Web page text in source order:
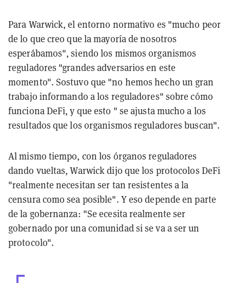
Para Warwick, el entorno normativo es "mucho peor
de lo que creo que la mayoría de nosotros
esperábamos", siendo los mismos organismos
reguladores "grandes adversarios en este
momento". Sostuvo que "no hemos hecho un gran
trabajo informando a los reguladores" sobre cómo
funciona DeFi, y que esto " se ajusta mucho a los
resultados que los organismos reguladores buscan".
Al mismo tiempo, con los órganos reguladores
dando vueltas, Warwick dijo que los protocolos DeFi
"realmente necesitan ser tan resistentes a la
censura como sea posible". Y eso depende en parte
de la gobernanza: "Se ecesita realmente ser
gobernado por una comunidad si se va a ser un
protocolo".